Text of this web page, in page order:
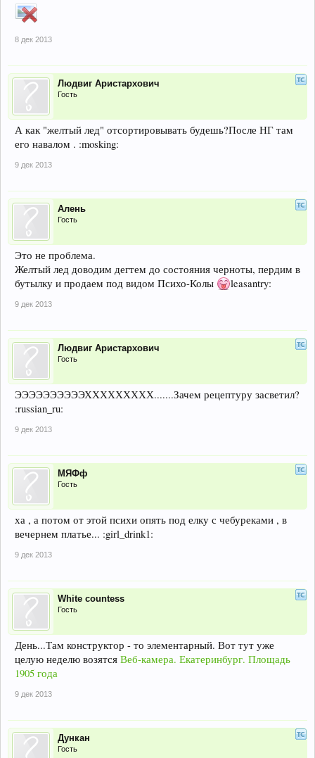
8 дек 2013
Людвиг Аристархович
Гость
А как "желтый лед" отсортировывать будешь?После НГ там
его навалом . :mosking:
9 дек 2013
Алень
Гость
Это не проблема.
Желтый лед доводим дегтем до состояния черноты, пердим в
бутылку и продаем под видом Психо-Колы
leasantry:
9 дек 2013
Людвиг Аристархович
Гость
ЭЭЭЭЭЭЭЭЭЭХХХХХХХХХ.......Зачем рецептуру засветил?
:russian_ru:
9 дек 2013
МЯФф
Гость
ха , а потом от этой психи опять под елку с чебуреками , в
вечернем платье... :girl_drink1:
9 дек 2013
White countess
Гость
День...Там конструктор - то элементарный. Вот тут уже
целую неделю возятся Веб-камера. Екатеринбург. Площадь
1905 года
9 дек 2013
Дункан
Гость